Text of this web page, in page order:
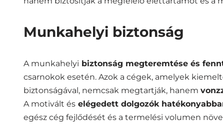
Munkahelyi biztonság
A munkahelyi biztonság megteremtése és
csarnokok esetén. Azok a cégek, amelyek
biztonságával, nemcsak megtartják, hanem
A motivált éselégedett dolgozók
egész cég fejlődését és a termelési volumen